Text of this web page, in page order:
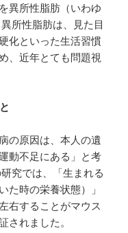
異所性脂肪（いわゆ
所性脂肪は、見た目
化といった生活習慣
、近年とても問題視
の原因は、本人の遺
動不足にある」と考
究では、「生まれる
た時の栄養状態）」
右することがマウス
されました。